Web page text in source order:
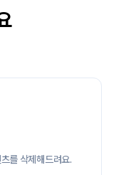
를 삭제해드려요.